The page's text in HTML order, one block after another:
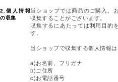
2.個人情報
の収集
当ショップでは商品のご購入、
収集することがございます。
収集するにあたっては利用目的
す。
当ショップで収集する個人情報は
a)お名前、フリガナ
b)ご住所
c)お電話番号